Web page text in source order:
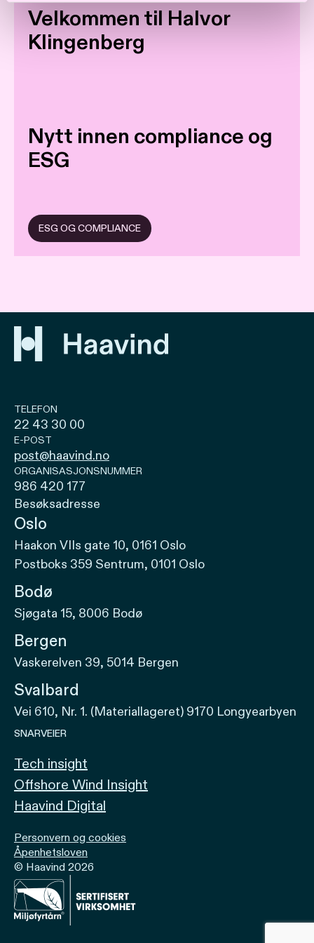
Velkommen til Halvor
Klingenberg
Nytt innen compliance og
ESG
ESG OG COMPLIANCE
TELEFON
22 43 30 00
E-POST
post@haavind.no
ORGANISASJONSNUMMER
986 420 177
Besøksadresse
Oslo
Haakon VIIs gate 10, 0161 Oslo
Postboks 359 Sentrum, 0101 Oslo
Bodø
Sjøgata 15, 8006 Bodø
Bergen
Vaskerelven 39, 5014 Bergen
Svalbard
Vei 610, Nr. 1. (Materiallageret) 9170 Longyearbyen
SNARVEIER
Tech insight
Offshore Wind Insight
Haavind Digital
Personvern og cookies
Åpenhetsloven
© Haavind 2026